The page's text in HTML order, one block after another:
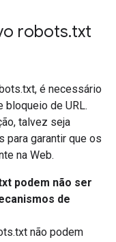
robots.txt
é necessário
de URL.
talvez seja
para garantir que os
na Web.
podem não ser
de
não podem